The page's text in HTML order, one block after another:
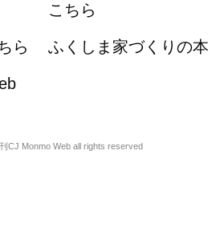
こちら
ら ふくしま家づくりの本
CJ Monmo Web all rights reserved